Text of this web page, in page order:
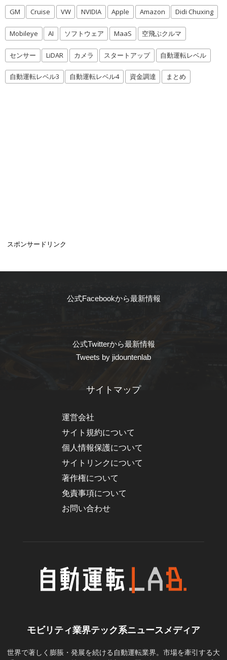
GM Cruise VW NVIDIA Apple Amazon Didi Chuxing
Mobileye AI ソフトウェア MaaS 空飛ぶクルマ
センサー LiDAR カメラ スタートアップ 自動運転レベル
自動運転レベル3 自動運転レベル4 資金調達 まとめ
スポンサードリンク
公式Facebookから最新情報
公式Twitterから最新情報
Tweets by jidountenlab
サイトマップ
運営会社
サイト規約について
個人情報保護について
サイトリンクについて
著作権について
免責事項について
お問い合わせ
モビリティ業界テック系ニュースメディア
世界で著しく膨脹・発展を続ける自動運転業界。市場を牽引する大